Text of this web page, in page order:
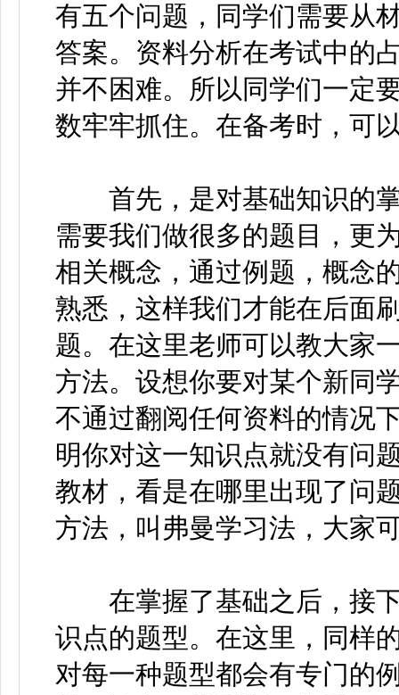
有五个问题，同学们需要从
答案。资料分析在考试中的
并不困难。所以同学们一定
数牢牢抓住。在备考时，可
首先，是对基础知识的掌
需要我们做很多的题目，更
相关概念，通过例题，概念
熟悉，这样我们才能在后面
题。在这里老师可以教大家
方法。设想你要对某个新同
不通过翻阅任何资料的情况
明你对这一知识点就没有问
教材，看是在哪里出现了问
方法，叫弗曼学习法，大家
在掌握了基础之后，接下
识点的题型。在这里，同样
对每一种题型都会有专门的